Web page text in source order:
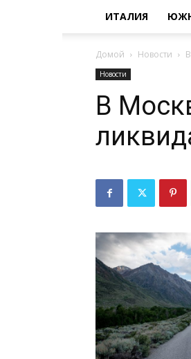
ИТАЛИЯ
Домой Новости
Новости
В